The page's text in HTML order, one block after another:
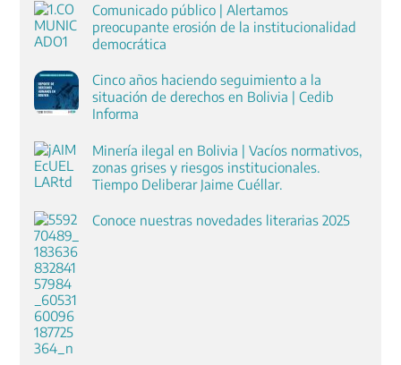
Comunicado público | Alertamos
preocupante erosión de la institucionalidad
democrática
Cinco años haciendo seguimiento a la
situación de derechos en Bolivia | Cedib
Informa
Minería ilegal en Bolivia | Vacíos normativos,
zonas grises y riesgos institucionales.
Tiempo Deliberar Jaime Cuéllar.
Conoce nuestras novedades literarias 2025